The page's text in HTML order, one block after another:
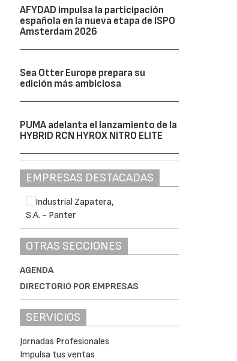
AFYDAD impulsa la participación
española en la nueva etapa de ISPO
Amsterdam 2026
Sea Otter Europe prepara su
edición más ambiciosa
PUMA adelanta el lanzamiento de la
HYBRID RCN HYROX NITRO ELITE
EMPRESAS DESTACADAS
OTRAS SECCIONES
AGENDA
DIRECTORIO POR EMPRESAS
SERVICIOS
Jornadas Profesionales
Impulsa tus ventas